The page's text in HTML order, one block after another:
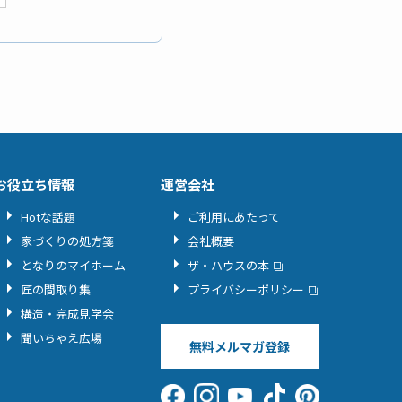
役立ち情報
Hotな話題
家づくりの処方箋
となりのマイホーム
匠の間取り集
構造・完成見学会
聞いちゃえ広場
運営会社
ご利用にあたって
会社概要
ザ・ハウスの本
プライバシーポリシー
無料メルマガ登録